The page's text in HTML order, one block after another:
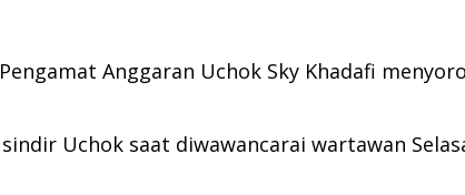
Anggaran Uchok Sky Khadafi
Uchok saat diwawancarai wartawan